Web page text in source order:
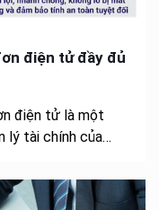
điện tử đầy đủ
điện tử là một
lý tài chính của…